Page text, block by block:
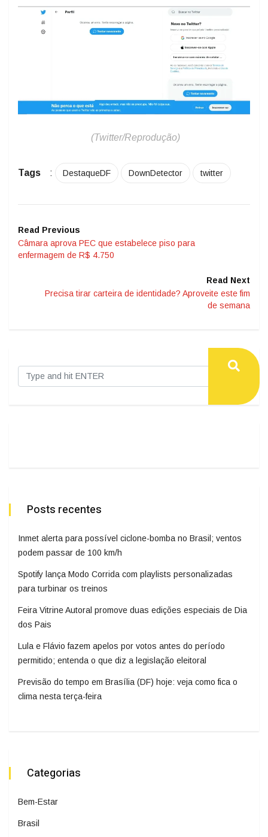
(Twitter/Reprodução)
Tags : DestaqueDF DownDetector twitter
Read Previous
Câmara aprova PEC que estabelece piso para
enfermagem de R$ 4.750
Read Next
Precisa tirar carteira de identidade? Aproveite este fim
de semana
Posts recentes
Inmet alerta para possível ciclone-bomba no Brasil; ventos
podem passar de 100 km/h
Spotify lança Modo Corrida com playlists personalizadas
para turbinar os treinos
Feira Vitrine Autoral promove duas edições especiais de Dia
dos Pais
Lula e Flávio fazem apelos por votos antes do período
permitido; entenda o que diz a legislação eleitoral
Previsão do tempo em Brasília (DF) hoje: veja como fica o
clima nesta terça-feira
Categorias
Bem-Estar
Brasil